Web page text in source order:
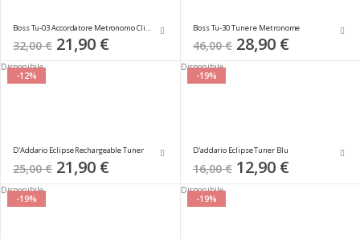
Boss Tu-03 Accordatore Metronomo Clip On
32,00 € Special
Price
21,90 €
Boss Tu-30 Tuner e Metronome
46,00 € Special
Price
28,90 €
-12%
Disponibile
D'Addario Eclipse Rechargeable Tuner
25,00 € Special
Price
21,90 €
-19%
Disponibile
D'addario Eclipse Tuner Blu
16,00 € Special
Price
12,90 €
-19%
Disponibile
-19%
Disponibile